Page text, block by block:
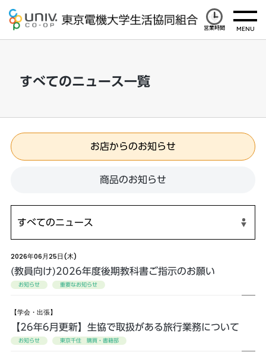
営業時間
すべてのニュース一覧
お店からのお知らせ
商品のお知らせ
2026年06月25日(木)
(教員向け)2026年度後期教科書ご指示のお願い
お知らせ 重要なお知らせ
【学会・出張】
【26年6月更新】生協で取扱がある旅行業務について
お知らせ 東京千住 購買・書籍部